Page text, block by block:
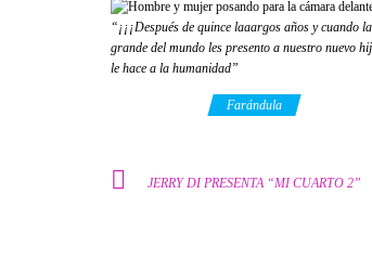
“¡¡¡Después de quince laaargos años y cuando
grande del mundo les presento a nuestro nuevo
le hace a la humanidad”
Farándula
JERRY DI PRESENTA “MI CUARTO 2”